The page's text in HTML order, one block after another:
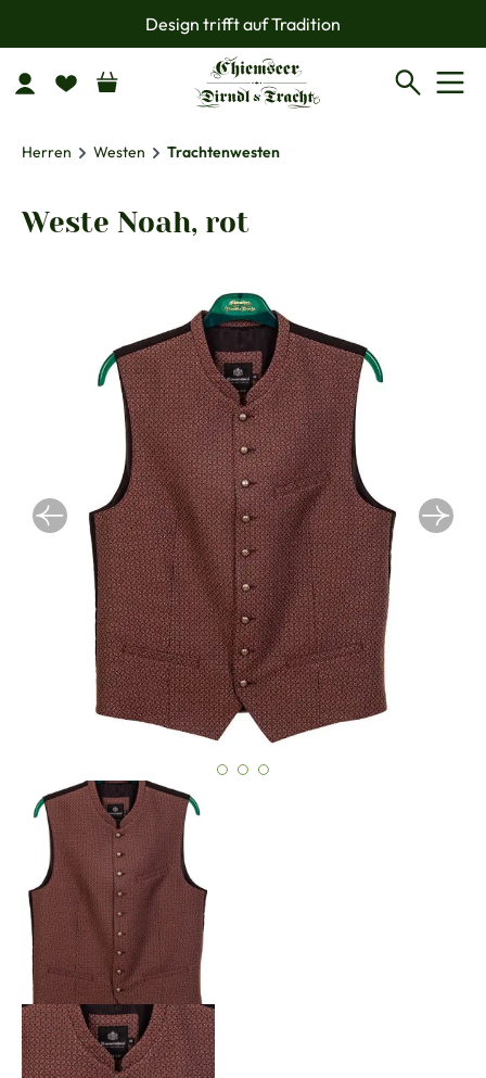
Zum Hauptinhalt springenDesign trifft auf Tradition
Herren Westen Trachtenwesten
Weste Noah, rot